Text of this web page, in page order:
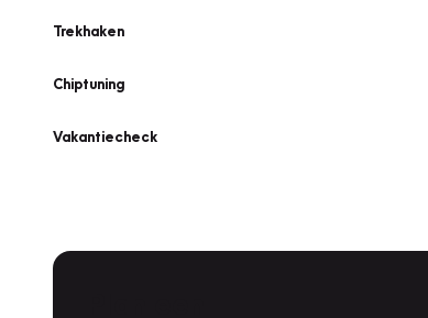
Trekhaken
Chiptuning
Vakantiecheck